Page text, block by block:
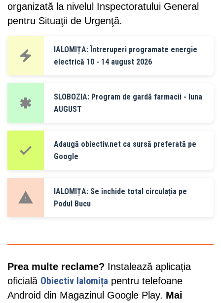
organizată la nivelul Inspectoratului General
pentru Situaţii de Urgenţă.
IALOMIȚA: Întreruperi programate energie
electrică 10 - 14 august 2026
SLOBOZIA: Program de gardă farmacii - luna
AUGUST
Adaugă obiectiv.net ca sursă preferată pe
Google
IALOMIȚA: Se închide total circulația pe
Podul Bucu
Prea multe reclame? Instalează aplicația
oficială Obiectiv Ialomița pentru telefoane
Android din Magazinul Google Play. Mai